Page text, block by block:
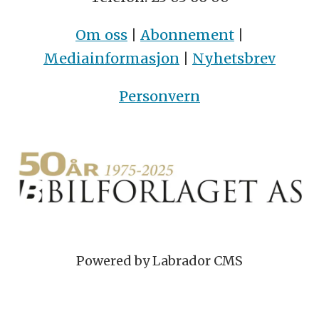
Om oss | Abonnement |
Mediainformasjon | Nyhetsbrev
Personvern
Powered by Labrador CMS